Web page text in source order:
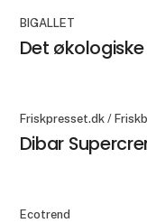
BIGALLET
Det
Friskpresset.dk /
Dibar
Ecotrend